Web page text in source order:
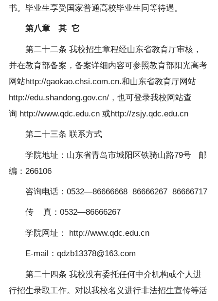
书。毕业生享受国家普通高校毕业生同等待遇。
第八章 其 它
第二十二条 我校招生章程经山东省教育厅审核，
并在教育部备案，备案详细内容可参照教育部阳光高考
网站http://gaokao.chsi.com.cn.和山东省教育厅网站
http://edu.shandong.gov.cn/，也可登录我校网站查
询 http://www.qdc.edu.cn 或http://zsjy.qdc.edu.cn
第二十三条 联系方式
学院地址：山东省青岛市城阳区铁骑山路79号
邮
编： 266106
咨询电话： 0532—86666668 86666267 86666717
传 真： 0532—86666267
学院网址： http://www.qdc.edu.cn
E-mail ： qdzb13378@163.com
第二十四条 我校没有委托任何中介机构或个人进
行招生录取工作。对以我校名义进行非法招生宣传等活